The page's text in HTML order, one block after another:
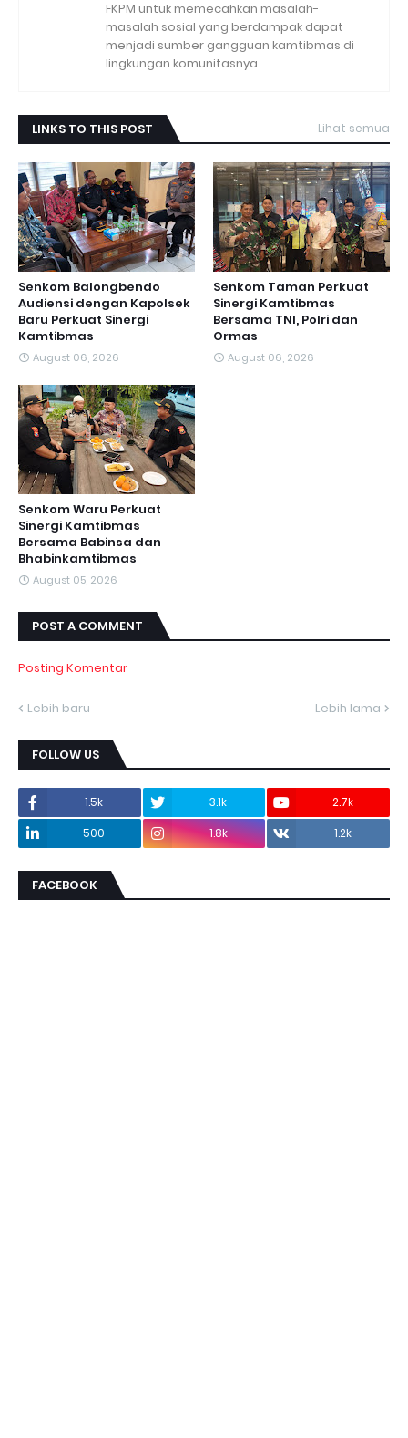
FKPM untuk memecahkan masalah-
masalah sosial yang berdampak dapat
menjadi sumber gangguan kamtibmas di
lingkungan komunitasnya.
LINKS TO THIS POST Lihat semua
Senkom Balongbendo
Audiensi dengan Kapolsek
Baru Perkuat Sinergi
Kamtibmas
August 06, 2026
Senkom Taman Perkuat
Sinergi Kamtibmas
Bersama TNI, Polri dan
Ormas
August 06, 2026
Senkom Waru Perkuat
Sinergi Kamtibmas
Bersama Babinsa dan
Bhabinkamtibmas
August 05, 2026
POST A COMMENT
Posting Komentar
Lebih baru Lebih lama
FOLLOW US
1.5k 3.1k
2.7k
500
1.8k 1.2k
FACEBOOK